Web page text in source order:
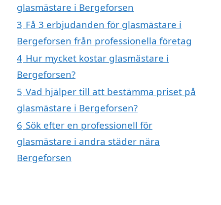
glasmästare i Bergeforsen
3 Få 3 erbjudanden för glasmästare i
Bergeforsen från professionella företag
4 Hur mycket kostar glasmästare i
Bergeforsen?
5 Vad hjälper till att bestämma priset på
glasmästare i Bergeforsen?
6 Sök efter en professionell för
glasmästare i andra städer nära
Bergeforsen